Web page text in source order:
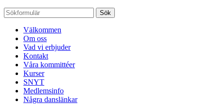
Sök
Välkommen
Om oss
Vad vi erbjuder
Kontakt
Våra kommittéer
Kurser
SNYT
Medlemsinfo
Några danslänkar